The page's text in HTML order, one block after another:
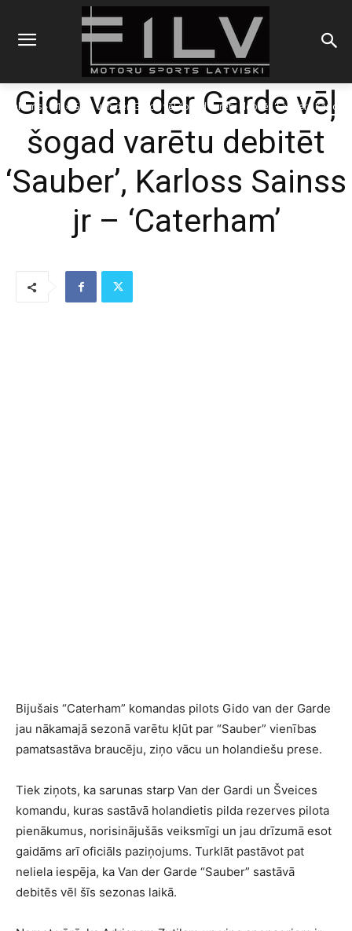
Sākums F1
Gido van der Garde vēļ šogad varētu debitēt 'Sauber', Karloss
Gido van der Garde vēļ
šogad varētu debitēt
‘Sauber’, Karloss Sainss
jr – ‘Caterham’
Bijušais “Caterham” komandas pilots Gido van der Garde
jau nākamajā sezonā varētu kļūt par “Sauber” vienības
pamatsastāva braucēju, ziņo vācu un holandiešu prese.
Tiek ziņots, ka sarunas starp Van der Gardi un Šveices
komandu, kuras sastāvā holandietis pilda rezerves pilota
pienākumus, norisinājušās veiksmīgi un jau drīzumā esot
gaidāms arī oficiāls paziņojums. Turklāt pastāvot pat
neliela iespēja, ka Van der Garde “Sauber” sastāvā
debitēs vēl šīs sezonas laikā.